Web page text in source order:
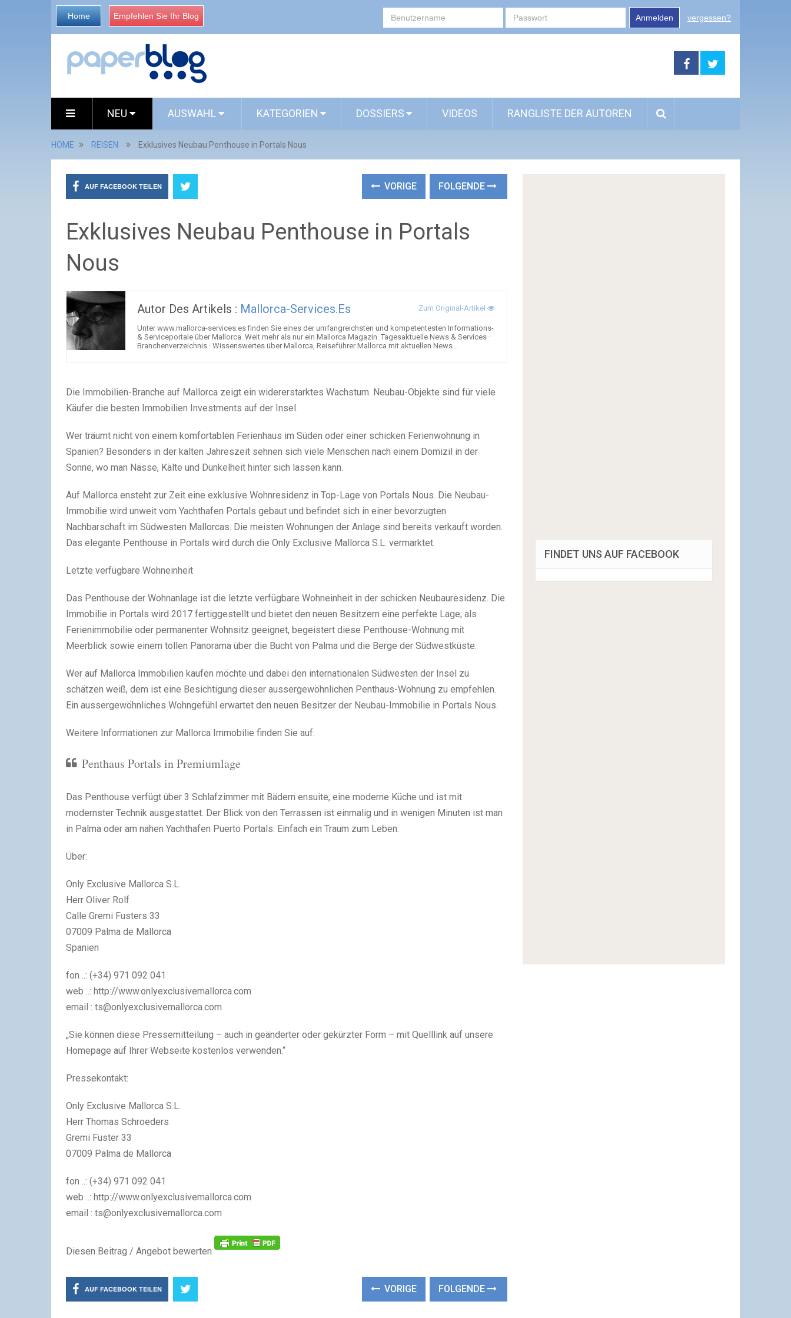
Home Empfehlen Sie Ihr Blog Anmelden vergessen?
NEU AUSWAHL KATEGORIEN DOSSIERS VIDEOS RANGLISTE DER AUTOREN
HOME REISEN Exklusives Neubau Penthouse in Portals Nous
AUF FACEBOOK TEILEN VORIGE FOLGENDE
Exklusives Neubau Penthouse in Portals
Nous
Autor Des Artikels : Mallorca-Services.es Zum Original-Artikel
Unter www.mallorca-services.es finden Sie eines der umfangreichsten und kompetentesten Informations-
& Serviceportale über Mallorca. Weit mehr als nur ein Mallorca Magazin. Tagesaktuelle News & Services ·
Branchenverzeichnis · Wissenswertes über Mallorca, Reiseführer Mallorca mit aktuellen News...
Die Immobilien-Branche auf Mallorca zeigt ein widererstarktes Wachstum. Neubau-Objekte sind für viele
Käufer die besten Immobilien Investments auf der Insel.
Wer träumt nicht von einem komfortablen Ferienhaus im Süden oder einer schicken Ferienwohnung in
Spanien? Besonders in der kalten Jahreszeit sehnen sich viele Menschen nach einem Domizil in der
Sonne, wo man Nässe, Kälte und Dunkelheit hinter sich lassen kann.
Auf Mallorca ensteht zur Zeit eine exklusive Wohnresidenz in Top-Lage von Portals Nous. Die Neubau-
Immobilie wird unweit vom Yachthafen Portals gebaut und befindet sich in einer bevorzugten
Nachbarschaft im Südwesten Mallorcas. Die meisten Wohnungen der Anlage sind bereits verkauft worden.
Das elegante Penthouse in Portals wird durch die Only Exclusive Mallorca S.L. vermarktet.
Letzte verfügbare Wohneinheit
Das Penthouse der Wohnanlage ist die letzte verfügbare Wohneinheit in der schicken Neubauresidenz. Die
Immobilie in Portals wird 2017 fertiggestellt und bietet den neuen Besitzern eine perfekte Lage; als
Ferienimmobilie oder permanenter Wohnsitz geeignet, begeistert diese Penthouse-Wohnung mit
Meerblick sowie einem tollen Panorama über die Bucht von Palma und die Berge der Südwestküste.
Wer auf Mallorca Immobilien kaufen möchte und dabei den internationalen Südwesten der Insel zu
schätzen weiß, dem ist eine Besichtigung dieser aussergewöhnlichen Penthaus-Wohnung zu empfehlen.
Ein aussergewöhnliches Wohngefühl erwartet den neuen Besitzer der Neubau-Immobilie in Portals Nous.
Weitere Informationen zur Mallorca Immobilie finden Sie auf:
Penthaus Portals in Premiumlage
Das Penthouse verfügt über 3 Schlafzimmer mit Bädern ensuite, eine moderne Küche und ist mit
modernster Technik ausgestattet. Der Blick von den Terrassen ist einmalig und in wenigen Minuten ist man
in Palma oder am nahen Yachthafen Puerto Portals. Einfach ein Traum zum Leben.
Über:
Only Exclusive Mallorca S.L.
Herr Oliver Rolf
Calle Gremi Fusters 33
07009 Palma de Mallorca
Spanien
fon ..: (+34) 971 092 041
web ..: http://www.onlyexclusivemallorca.com
email : ts@onlyexclusivemallorca.com
„Sie können diese Pressemitteilung – auch in geänderter oder gekürzter Form – mit Quelllink auf unsere
Homepage auf Ihrer Webseite kostenlos verwenden.“
Pressekontakt:
Only Exclusive Mallorca S.L.
Herr Thomas Schroeders
Gremi Fuster 33
07009 Palma de Mallorca
fon ..: (+34) 971 092 041
web ..: http://www.onlyexclusivemallorca.com
email : ts@onlyexclusivemallorca.com
Diesen Beitrag / Angebot bewerten
AUF FACEBOOK TEILEN VORIGE FOLGENDE
FINDET UNS AUF FACEBOOK